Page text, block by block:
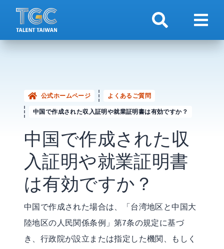
検索 ナビ
公式ホームページ
よくあるご質問
中国で作成された収入証明や就業証明書は有効ですか？
中国で作成された収
入証明や就業証明書
は有効ですか？
中国で作成された場合は、「台湾地区と中国大
陸地区の人民関係条例」第7条の規定に基づ
き、行政院が設立または指定した機関、もしく